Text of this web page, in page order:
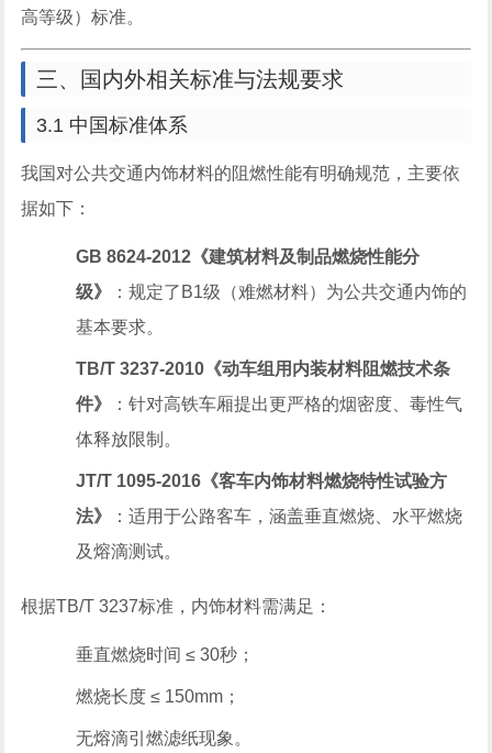
高等级）标准。
三、国内外相关标准与法规要求
3.1 中国标准体系
我国对公共交通内饰材料的阻燃性能有明确规范，主要依
据如下：
GB 8624-2012《建筑材料及制品燃烧性能分
级》
：规定了B1级（难燃材料）为公共交通内饰的
基本要求。
TB/T 3237-2010《动车组用内装材料阻燃技术条
件》
：针对高铁车厢提出更严格的烟密度、毒性气
体释放限制。
JT/T 1095-2016《客车内饰材料燃烧特性试验方
法》
：适用于公路客车，涵盖垂直燃烧、水平燃烧
及熔滴测试。
根据TB/T 3237标准，内饰材料需满足：
垂直燃烧时间 ≤ 30秒；
燃烧长度 ≤ 150mm；
无熔滴引燃滤纸现象。